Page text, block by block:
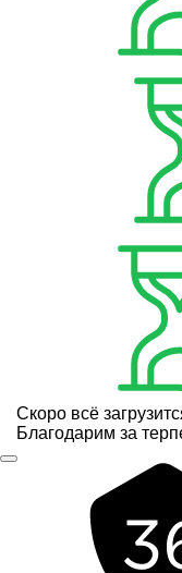
Скоро всё
Благодарим за